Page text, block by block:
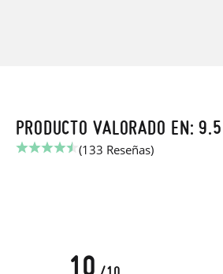
PRODUCTO VALORADO EN:
(133 Reseñas)
10